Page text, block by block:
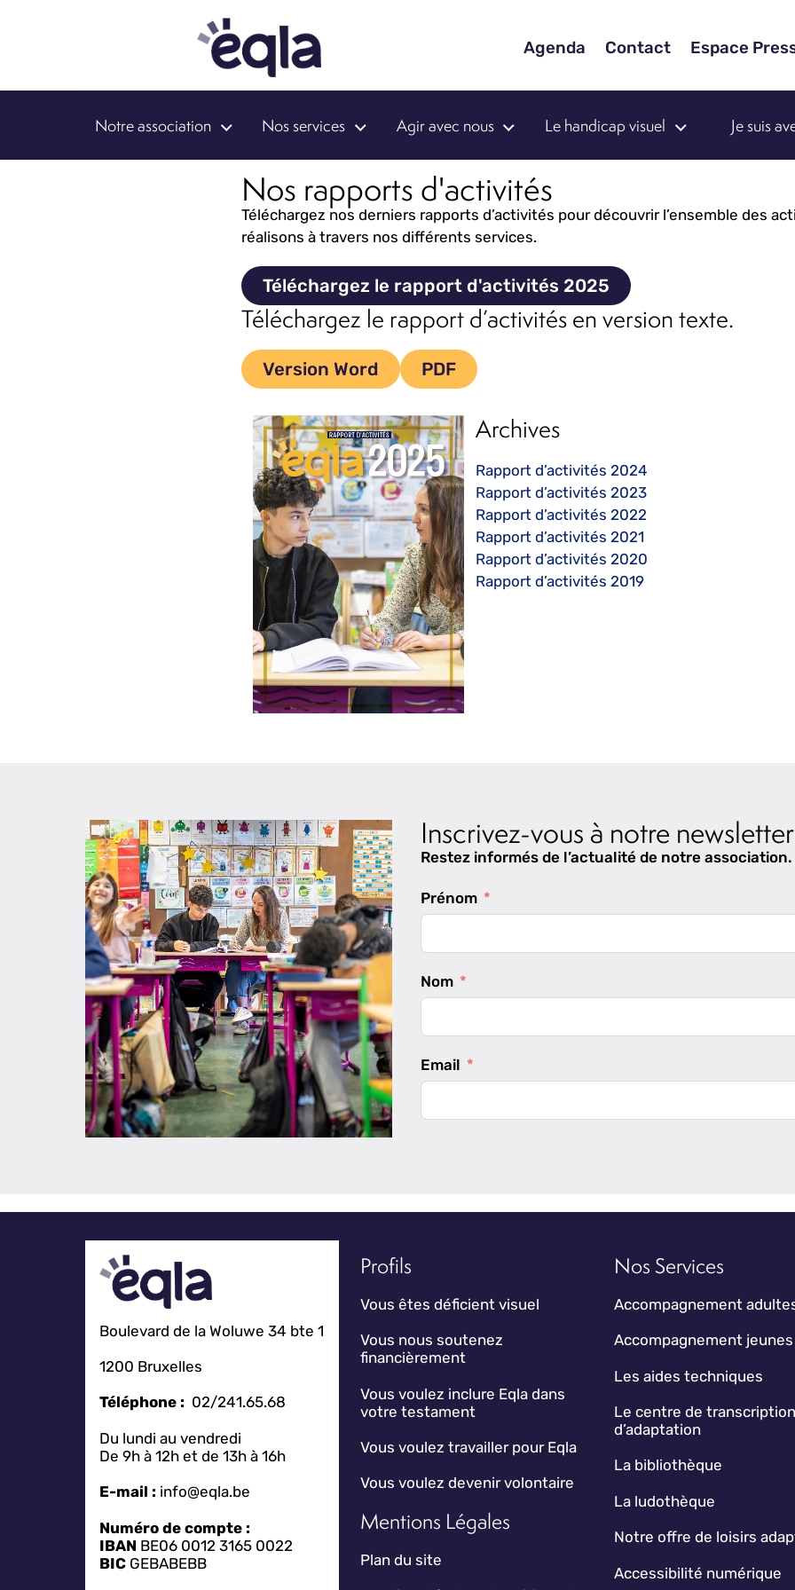
Agenda Contact Espace
Notre association Nos services Agir avec nous Le handicap visuel Je suis
Nos rapports d'activités
Téléchargez nos derniers rapports d’activités pour découvrir l’ensemble des
réalisons à travers nos différents services.
Téléchargez le rapport d'activités 2025
Téléchargez le rapport d’activités en version texte.
Version Word PDF
Archives
Rapport d’activités 2024
Rapport d’activités 2023
Rapport d’activités 2022
Rapport d’activités 2021
Rapport d’activités 2020
Rapport d’activités 2019
Inscrivez-vous à notre newsletter
Restez informés de l’actualité de notre association.
Prénom
Nom
Email
Boulevard de la Woluwe 34 bte 1
1200 Bruxelles
Téléphone : 02/241.65.68
Du lundi au vendredi
De 9h à 12h et de 13h à 16h
E-mail : info@eqla.be
Numéro de compte :
IBAN BE06 0012 3165 0022
BIC GEBABEBB
Profils
Vous êtes déficient visuel
Vous nous soutenez
financièrement
Vous voulez inclure Eqla dans
votre testament
Vous voulez travailler pour Eqla
Vous voulez devenir volontaire
Mentions Légales
Plan du site
Nos Services
Accompagnement
Accompagnement jeunes
Les aides techniques
Le centre de
d’adaptation
La bibliothèque
La ludothèque
Notre offre de loisirs
Accessibilité numérique